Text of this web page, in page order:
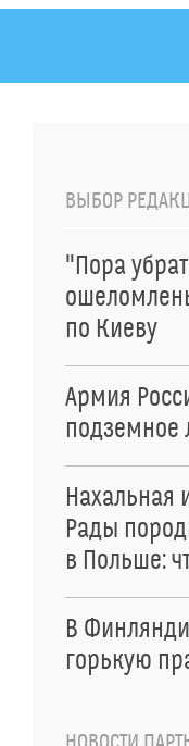
ВЫБОР
"Пора
по Киеву
Армия
подземное
Нахальная
Рады
в Польше:
В
горькую